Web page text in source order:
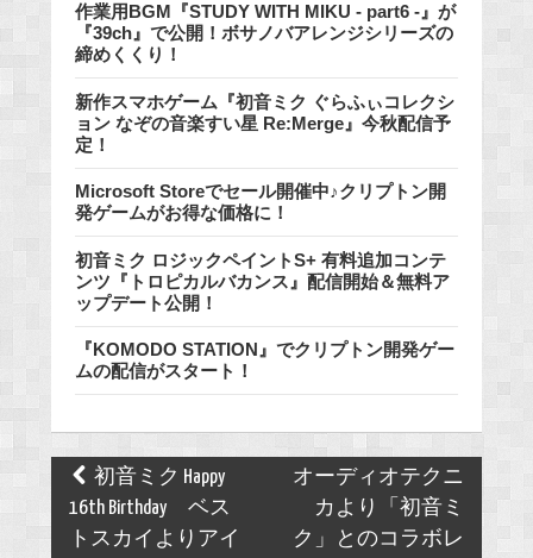
作業用BGM『STUDY WITH MIKU - part6 -』が
『39ch』で公開！ボサノバアレンジシリーズの
締めくくり！
新作スマホゲーム『初音ミク ぐらふぃコレクシ
ョン なぞの音楽すい星 Re:Merge』今秋配信予
定！
Microsoft Storeでセール開催中♪クリプトン開
発ゲームがお得な価格に！
初音ミク ロジックペイントS+ 有料追加コンテ
ンツ『トロピカルバカンス』配信開始＆無料ア
ップデート公開！
『KOMODO STATION』でクリプトン開発ゲー
ムの配信がスタート！
Post
navigation
初音ミク Happy
16th Birthday ベス
トスカイよりアイ
オーディオテクニ
カより「初音ミ
ク」とのコラボレ